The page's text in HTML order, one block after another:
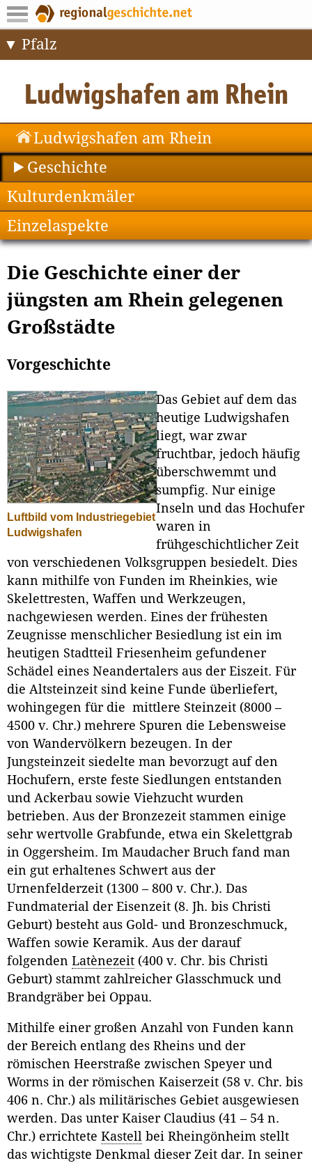
Pfalz
Ludwigshafen am Rhein
Geschichte
Kulturdenkmäler
Einzelaspekte
Die Geschichte einer der
jüngsten am Rhein gelegenen
Großstädte
Vorgeschichte
Luftbild vom Industriegebiet
Ludwigshafen
Das Gebiet auf dem das
heutige Ludwigshafen
liegt, war zwar
fruchtbar, jedoch häufig
überschwemmt und
sumpfig. Nur einige
Inseln und das Hochufer
waren in
frühgeschichtlicher Zeit
von verschiedenen Volksgruppen besiedelt. Dies
kann mithilfe von Funden im Rheinkies, wie
Skelettresten, Waffen und Werkzeugen,
nachgewiesen werden. Eines der frühesten
Zeugnisse menschlicher Besiedlung ist ein im
heutigen Stadtteil Friesenheim gefundener
Schädel eines Neandertalers aus der Eiszeit. Für
die Altsteinzeit sind keine Funde überliefert,
wohingegen für die mittlere Steinzeit (8000 –
4500 v. Chr.) mehrere Spuren die Lebensweise
von Wandervölkern bezeugen. In der
Jungsteinzeit siedelte man bevorzugt auf den
Hochufern, erste feste Siedlungen entstanden
und Ackerbau sowie Viehzucht wurden
betrieben. Aus der Bronzezeit stammen einige
sehr wertvolle Grabfunde, etwa ein Skelettgrab
in Oggersheim. Im Maudacher Bruch fand man
ein gut erhaltenes Schwert aus der
Urnenfelderzeit (1300 – 800 v. Chr.). Das
Fundmaterial der Eisenzeit (8. Jh. bis Christi
Geburt) besteht aus Gold- und Bronzeschmuck,
Waffen sowie Keramik. Aus der darauf
folgenden Latènezeit (400 v. Chr. bis Christi
Geburt) stammt zahlreicher Glasschmuck und
Brandgräber bei Oppau.
Mithilfe einer großen Anzahl von Funden kann
der Bereich entlang des Rheins und der
römischen Heerstraße zwischen Speyer und
Worms in der römischen Kaiserzeit (58 v. Chr. bis
406 n. Chr.) als militärisches Gebiet ausgewiesen
werden. Das unter Kaiser Claudius (41 – 54 n.
Chr.) errichtete Kastell bei Rheingönheim stellt
das wichtigste Denkmal dieser Zeit dar. In seiner